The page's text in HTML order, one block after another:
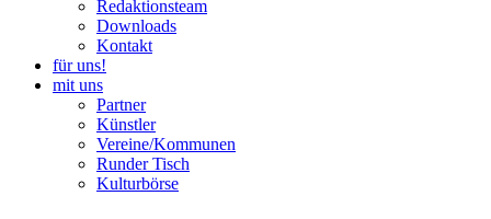
Redaktionsteam
Downloads
Kontakt
für uns!
mit uns
Partner
Künstler
Vereine/Kommunen
Runder Tisch
Kulturbörse